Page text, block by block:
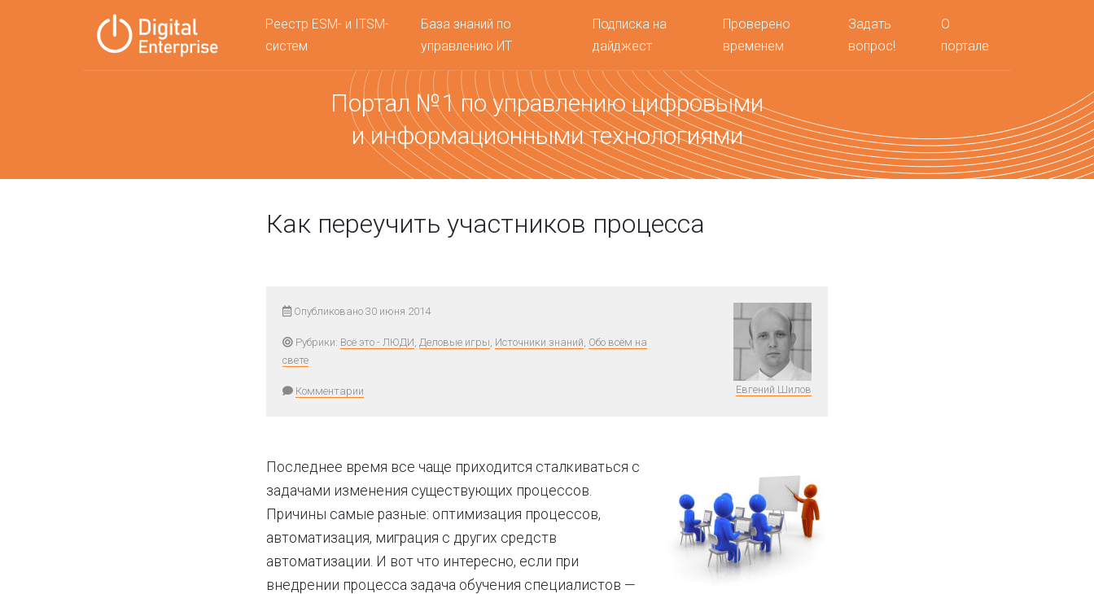
Реестр ESM- и ITSM-
систем
База знаний по
управлению ИТ
Подписка на
дайджест
Проверено
временем
Задать
вопрос!
О
портале
Портал №1 по управлению цифровыми
и информационными технологиями
Как переучить участников процесса
Опубликовано 30 июня 2014
Рубрики: Всё это - ЛЮДИ, Деловые игры, Источники знаний, Обо всём на
свете
Комментарии Евгений Шилов
Последнее время все чаще приходится сталкиваться с
задачами изменения существующих процессов.
Причины самые разные: оптимизация процессов,
автоматизация, миграция с других средств
автоматизации. И вот что интересно, если при
внедрении процесса задача обучения специалистов —